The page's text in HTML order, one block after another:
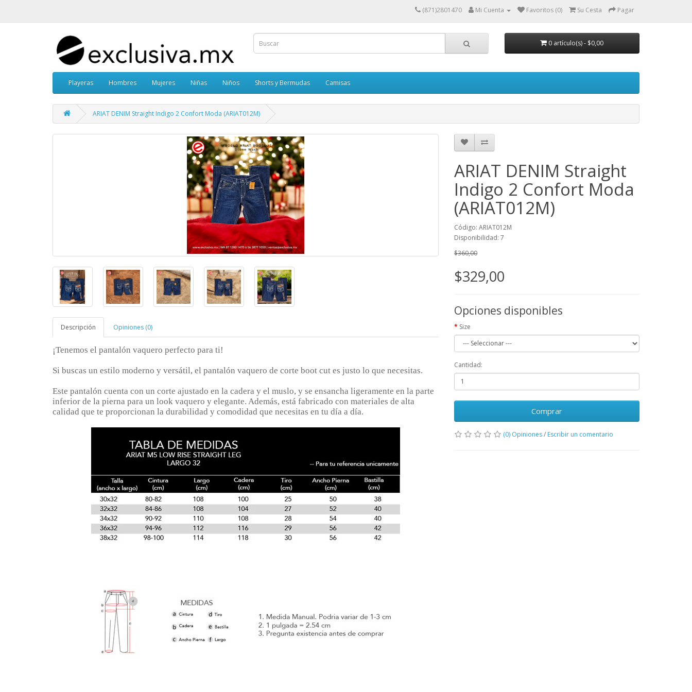
(871)2801470 Mi Cuenta Favoritos (0) Su Cesta Pagar
0 artículo(s) - $0,00
Playeras Hombres Mujeres Niñas Niños Shorts y Bermudas Camisas
ARIAT DENIM Straight Indigo 2 Confort Moda (ARIAT012M)
Descripción Opiniones (0)
¡Tenemos el pantalón vaquero perfecto para ti!
Si buscas un estilo moderno y versátil, el pantalón vaquero de corte boot cut es justo lo que necesitas.
Este pantalón cuenta con un corte ajustado en la cadera y el muslo, y se ensancha ligeramente en la parte
inferior de la pierna para un look vaquero y elegante. Además, está fabricado con materiales de alta
calidad que te proporcionan la durabilidad y comodidad que necesitas en tu día a día.
ARIAT DENIM Straight
Indigo 2 Confort Moda
(ARIAT012M)
Código: ARIAT012M
Disponibilidad: 7
$360,00
$329,00
Opciones disponibles
Size
Cantidad:
Comprar
(0) Opiniones/ Escribir un comentario